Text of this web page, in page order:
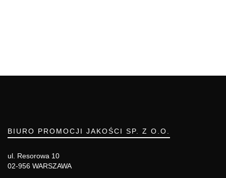
BIURO PROMOCJI JAKOŚCI SP. Z O.O.
ul. Resorowa 10
02-956 WARSZAWA